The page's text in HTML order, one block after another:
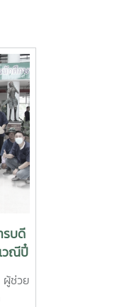
รบดี
วณีปี๋
ผู้ช่วย